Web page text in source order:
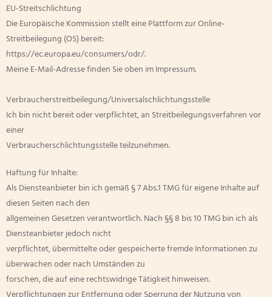
EU-Streitschlichtung
Die Europäische Kommission stellt eine Plattform zur Online-
Streitbeilegung (OS) bereit:
https://ec.europa.eu/consumers/odr/.
Meine E-Mail-Adresse finden Sie oben im Impressum.
Verbraucherstreitbeilegung/Universalschlichtungsstelle
Ich bin nicht bereit oder verpflichtet, an Streitbeilegungsverfahren vor
einer
Verbraucherschlichtungsstelle teilzunehmen.
Haftung für Inhalte:
Als Diensteanbieter bin ich gemäß § 7 Abs.1 TMG für eigene Inhalte auf
diesen Seiten nach den
allgemeinen Gesetzen verantwortlich. Nach §§ 8 bis 10 TMG bin ich als
Diensteanbieter jedoch nicht
verpflichtet, übermittelte oder gespeicherte fremde Informationen zu
überwachen oder nach Umständen zu
forschen, die auf eine rechtswidrige Tätigkeit hinweisen.